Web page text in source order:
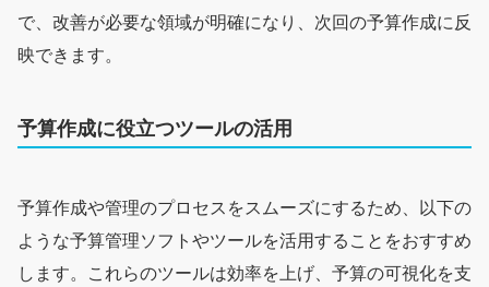
で、改善が必要な領域が明確になり、次回の予算作成に反
映できます。
予算作成に役立つツールの活用
予算作成や管理のプロセスをスムーズにするため、以下の
ような予算管理ソフトやツールを活用することをおすすめ
します。これらのツールは効率を上げ、予算の可視化を支